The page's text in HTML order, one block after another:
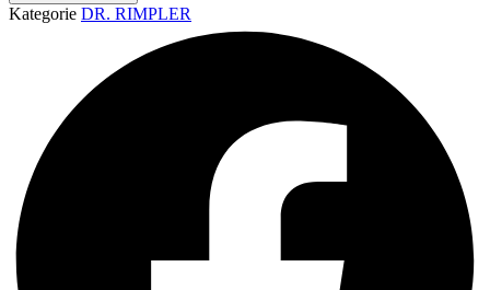
Kategorie DR. RIMPLER